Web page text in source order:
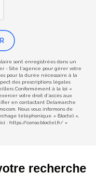
sont enregistrées dans un
- Site l'agence pour gérer votre
pour la durée nécessaire à la
des prescriptions légales
Conformément à la loi «
votre droit d'accès aux
en contactant Delamarche
Nous vous informons de
téléphonique « Bloctel »,
: https://conso.bloctel.fr/ »
recherche